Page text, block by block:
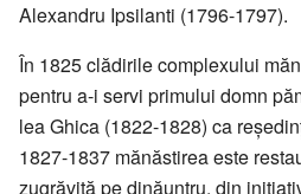
Alexandru Ipsilanti (1796-1797).
În 1825 clădirile complexului
pentru a-i servi primului domn
lea Ghica (1822-1828) ca
1827-1837 mănăstirea este
zugrăvită pe dinăuntru, din